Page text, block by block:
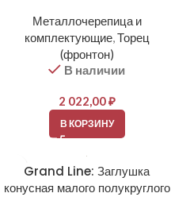
Металлочерепица и
комплектующие,Торец
(фронтон)
В наличии
2 022,00₽
В КОРЗИНУ
Grand Line: Заглушка
конусная малого полукруглого